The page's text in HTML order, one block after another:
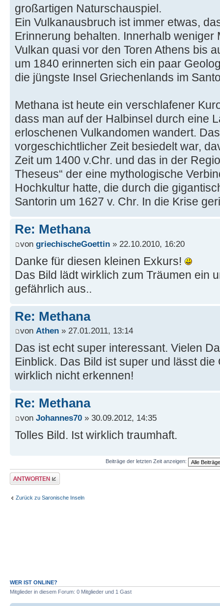
großartigen Naturschauspiel.
Ein Vulkanausbruch ist immer etwas,
Erinnerung behalten. Innerhalb weniger
Vulkan quasi vor den Toren Athens bis
um 1840 erinnerten sich ein paar
die jüngste Insel Griechenlands im
Methana ist heute ein verschlafener
dass man auf der Halbinsel durch eine
erloschenen Vulkandomen wandert.
vorgeschichtlicher Zeit besiedelt war,
Zeit um 1400 v.Chr. und das in der
Theseus“ der eine mythologische
Hochkultur hatte, die durch die
Santorin um 1627 v. Chr. In die Krise
Re: Methana
von griechischeGoettin » 22.10.2010, 16:20
Danke für diesen kleinen Exkurs!
Das Bild lädt wirklich zum Träumen ein
gefährlich aus..
Re: Methana
von Athen » 27.01.2011, 13:14
Das ist echt super interessant. Vielen
Einblick. Das Bild ist super und lässt
wirklich nicht erkennen!
Re: Methana
von Johannes70 » 30.09.2012, 14:35
Tolles Bild. Ist wirklich traumhaft.
Beiträge der letzten Zeit anzeigen:
Antwort erstellen
Zurück zu Saronische Inseln
WER IST ONLINE?
Mitglieder in diesem Forum: 0 Mitglieder und 1 Gast